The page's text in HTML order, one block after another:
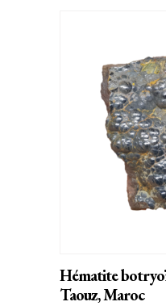
Hématite
Taouz, Maroc